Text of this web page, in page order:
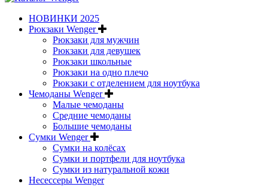
НОВИНКИ 2025
Рюкзаки Wenger
Рюкзаки для мужчин
Рюкзаки для девушек
Рюкзаки школьные
Рюкзаки на одно плечо
Рюкзаки с отделением для ноутбука
Чемоданы Wenger
Малые чемоданы
Средние чемоданы
Большие чемоданы
Сумки Wenger
Сумки на колёсах
Сумки и портфели для ноутбука
Сумки из натуральной кожи
Несессеры Wenger